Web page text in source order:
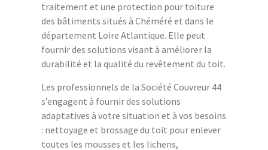
traitement et une protection pour toiture
des bâtiments situés à Chéméré et dans le
département Loire Atlantique. Elle peut
fournir des solutions visant à améliorer la
durabilité et la qualité du revêtement du toit.
Les professionnels de la Société Couvreur 44
s’engagent à fournir des solutions
adaptatives à votre situation et à vos besoins
: nettoyage et brossage du toit pour enlever
toutes les mousses et les lichens,